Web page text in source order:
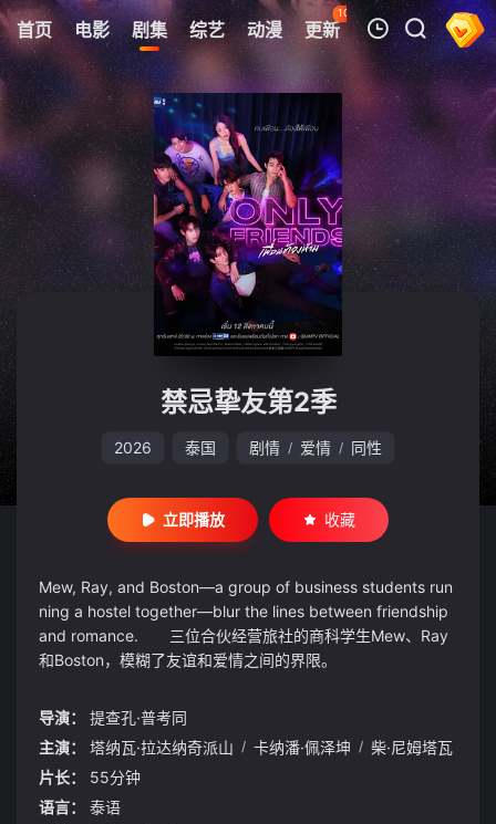
首页 电影 剧集 综艺 动漫 更新
108
热榜 APP
我的观影记录
暂无观看影片的记录
禁忌挚友第2季
2026 泰国 剧情 / 爱情 / 同性
立即播放 收藏
Mew, Ray, and Boston—a group of business students run
ning a hostel together—blur the lines between friendship
and romance. 三位合伙经营旅社的商科学生Mew、Ray
和Boston，模糊了友谊和爱情之间的界限。
导演：
提查孔·普考同
主演：
塔纳瓦·拉达纳奇派山 / 卡纳潘·佩泽坤 / 柴·尼姆塔瓦
片长：
55分钟
语言：
泰语